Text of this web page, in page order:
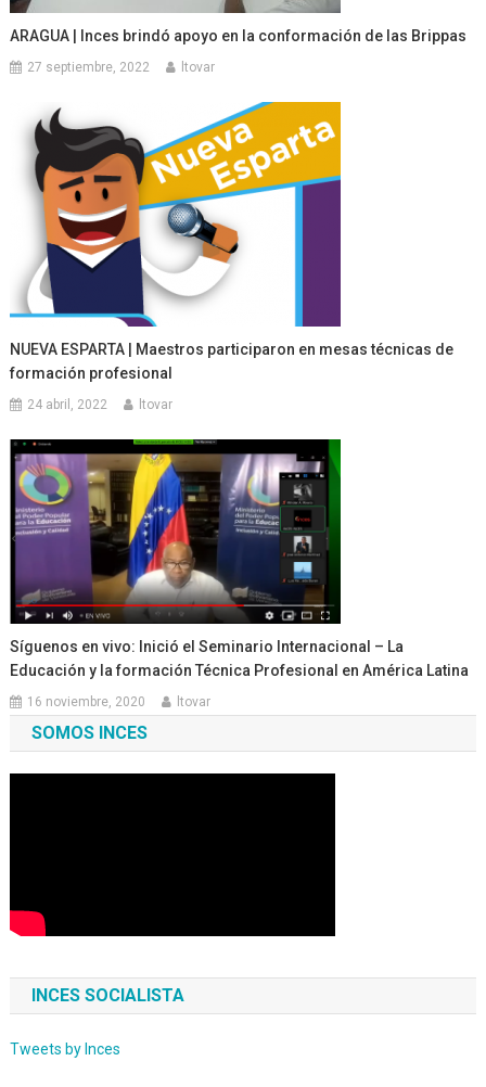
ARAGUA | Inces brindó apoyo en la conformación de las Brippas
27 septiembre, 2022 ltovar
NUEVA ESPARTA | Maestros participaron en mesas técnicas de
formación profesional
24 abril, 2022 ltovar
Síguenos en vivo: Inició el Seminario Internacional – La
Educación y la formación Técnica Profesional en América Latina
16 noviembre, 2020 ltovar
SOMOS INCES
INCES SOCIALISTA
Tweets by Inces